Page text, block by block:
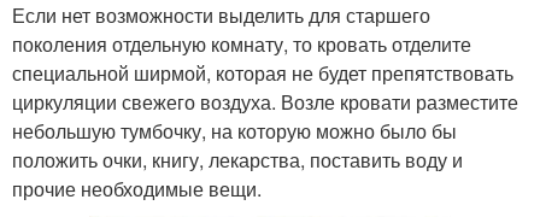
Если нет возможности выделить для старшего
поколения отдельную комнату, то кровать отделите
специальной ширмой, которая не будет препятствовать
циркуляции свежего воздуха. Возле кровати разместите
небольшую тумбочку, на которую можно было бы
положить очки, книгу, лекарства, поставить воду и
прочие необходимые вещи.